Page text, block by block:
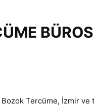
Tercüme, İzmir ve